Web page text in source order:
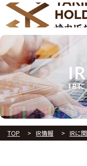
IR
TOP IR情報 IRに